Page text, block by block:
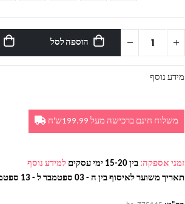
הוספה לסל
מידע נוסף
משלוח חינם ברכישה מעל 199.99ש'ח
זמני אספקה: בין 15-20 ימי עסקים
למידע נוסף
תאריך משוער לאיסוף בין ה - 03 ספטמבר ל - 13 ספטמבר